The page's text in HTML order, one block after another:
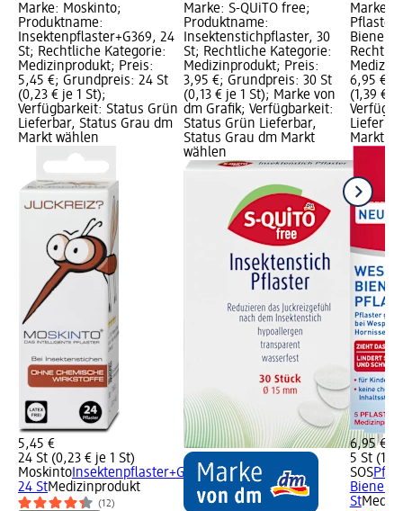
Marke: Moskinto;
Produktname:
Insektenpflaster+G369, 24
St; Rechtliche Kategorie:
Medizinprodukt; Preis:
5,45 €; Grundpreis: 24 St
(0,23 € je 1 St);
Verfügbarkeit: Status Grün
Lieferbar, Status Grau dm
Markt wählen
5,45 €
24 St (0,23 € je 1 St)
Moskinto Insektenpflaster+G369,
24 StMedizinprodukt
(12)
Marke: S-QUiTO free;
Produktname:
Insektenstichpflaster, 30
St; Rechtliche Kategorie:
Medizinprodukt; Preis:
3,95 €; Grundpreis: 30 St
(0,13 € je 1 St); Marke von
dm Grafik; Verfügbarkeit:
Status Grün Lieferbar,
Status Grau dm Markt
wählen
Marke:
Pflaster
6,95 €;
(1,39 €
Markt
6,95 €
5 St
SOS
St